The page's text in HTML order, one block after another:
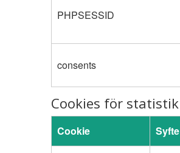
PHPSESSID
consents
Cookies för statistik
Cookie Syfte